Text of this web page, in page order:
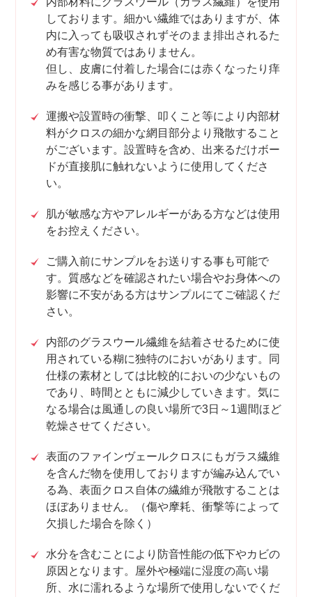
しております。細かい繊維ではありますが、体
内に入っても吸収されずそのまま排出されるた
め有害な物質ではありません。
但し、皮膚に付着した場合には赤くなったり痒
みを感じる事があります。
運搬や設置時の衝撃、叩くこと等により内部材
料がクロスの細かな網目部分より飛散すること
がございます。設置時を含め、出来るだけボー
ドが直接肌に触れないように使用してくださ
い。
肌が敏感な方やアレルギーがある方などは使用
をお控えください。
ご購入前にサンプルをお送りする事も可能で
す。質感などを確認されたい場合やお身体への
影響に不安がある方はサンプルにてご確認くだ
さい。
内部のグラスウール繊維を結着させるために使
用されている糊に独特のにおいがあります。同
仕様の素材としては比較的においの少ないもの
であり、時間とともに減少していきます。気に
なる場合は風通しの良い場所で3日～1週間ほど
乾燥させてください。
表面のファインヴェールクロスにもガラス繊維
を含んだ物を使用しておりますが編み込んでい
る為、表面クロス自体の繊維が飛散することは
ほぼありません。（傷や摩耗、衝撃等によって
欠損した場合を除く）
水分を含むことにより防音性能の低下やカビの
原因となります。屋外や極端に湿度の高い場
所、水に濡れるような場所で使用しないでくだ